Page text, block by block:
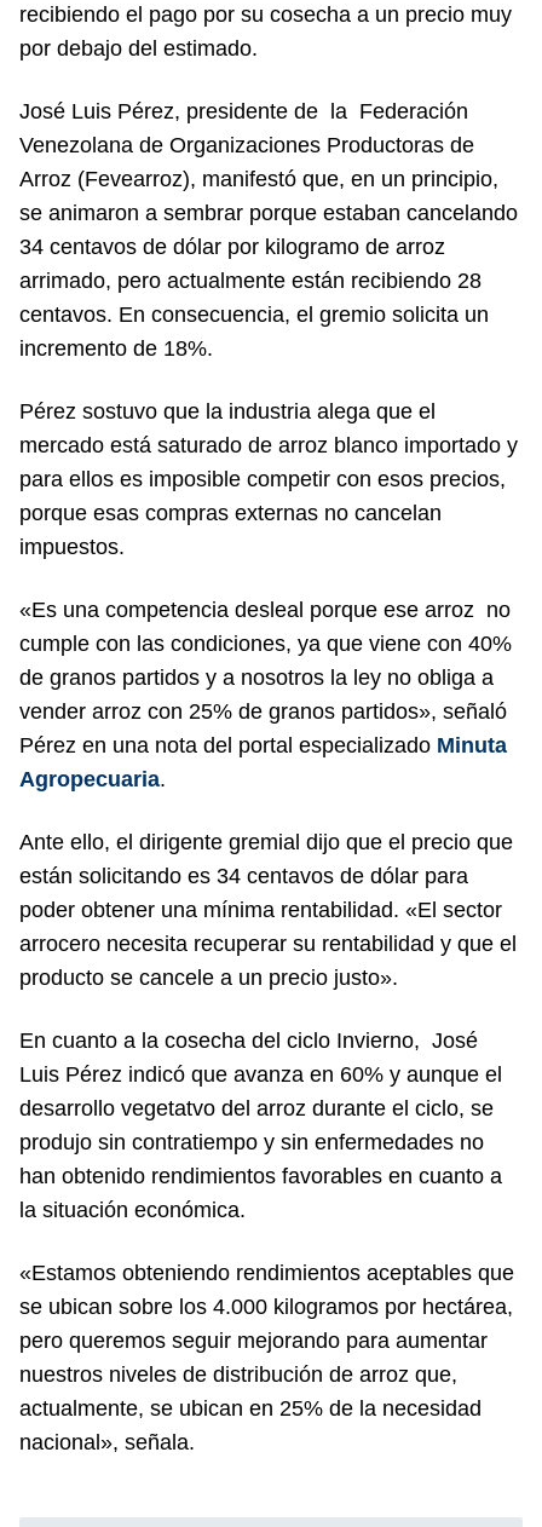
recibiendo el pago por su cosecha a un precio muy
por debajo del estimado.
José Luis Pérez, presidente de la Federación
Venezolana de Organizaciones Productoras de
Arroz (Fevearroz), manifestó que, en un principio,
se animaron a sembrar porque estaban cancelando
34 centavos de dólar por kilogramo de arroz
arrimado, pero actualmente están recibiendo 28
centavos. En consecuencia, el gremio solicita un
incremento de 18%.
Pérez sostuvo que la industria alega que el
mercado está saturado de arroz blanco importado y
para ellos es imposible competir con esos precios,
porque esas compras externas no cancelan
impuestos.
«Es una competencia desleal porque ese arroz no
cumple con las condiciones, ya que viene con 40%
de granos partidos y a nosotros la ley no obliga a
vender arroz con 25% de granos partidos», señaló
Pérez en una nota del portal especializado Minuta
Agropecuaria.
Ante ello, el dirigente gremial dijo que el precio que
están solicitando es 34 centavos de dólar para
poder obtener una mínima rentabilidad. «El sector
arrocero necesita recuperar su rentabilidad y que el
producto se cancele a un precio justo».
En cuanto a la cosecha del ciclo Invierno, José
Luis Pérez indicó que avanza en 60% y aunque el
desarrollo vegetatvo del arroz durante el ciclo, se
produjo sin contratiempo y sin enfermedades no
han obtenido rendimientos favorables en cuanto a
la situación económica.
«Estamos obteniendo rendimientos aceptables que
se ubican sobre los 4.000 kilogramos por hectárea,
pero queremos seguir mejorando para aumentar
nuestros niveles de distribución de arroz que,
actualmente, se ubican en 25% de la necesidad
nacional», señala.